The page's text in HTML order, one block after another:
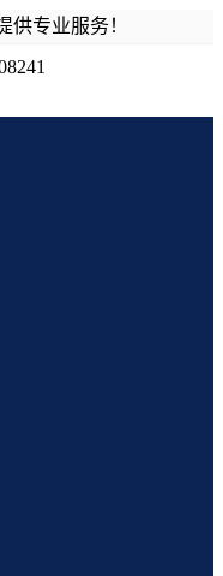
专业服务！